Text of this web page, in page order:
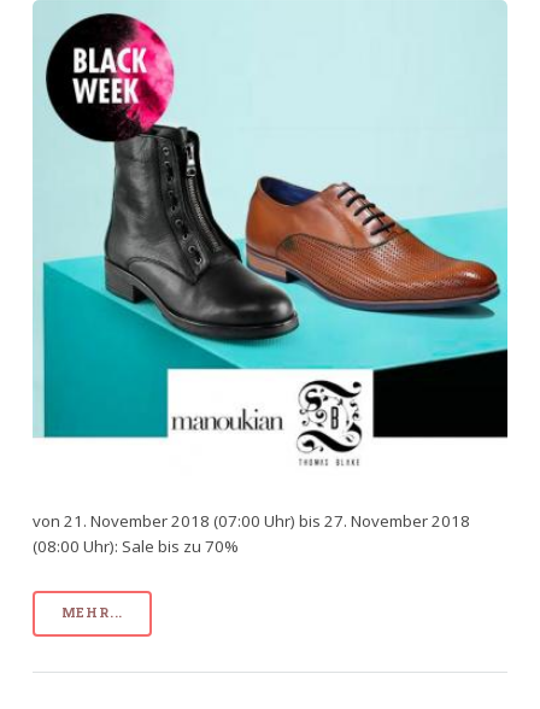
von 21. November 2018 (07:00 Uhr) bis 27. November 2018
(08:00 Uhr): Sale bis zu 70%
MEHR...